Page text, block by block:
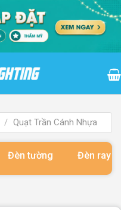
/ Quạt Trần Cánh Nhựa
Đèn tường Đèn ray